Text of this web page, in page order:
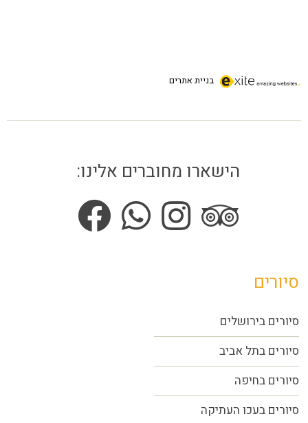
בניית אתרים
הישארו מחוברים אלינו:
סיורים
סיורים בירושלים
סיורים בתל אביב
סיורים בחיפה
סיורים בעכו העתיקה